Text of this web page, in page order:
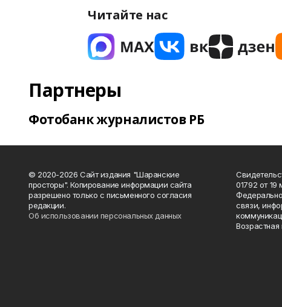
Читайте нас
Партнеры
Фотобанк журналистов РБ
© 2020-2026 Сайт издания "Шаранские
просторы". Копирование информации сайта
разрешено только с письменного согласия
редакции.
Об использовании персональных данных
01792 от
связи,
Возрастная